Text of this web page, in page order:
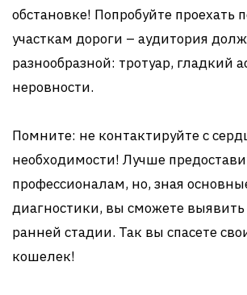
обстановке! Попробуйте проехать
участкам дороги – аудитория
разнообразной: тротуар, гладкий
неровности.
Помните: не контактируйте с
необходимости! Лучше
профессионалам, но, зная
диагностики, вы сможете
ранней стадии. Так вы спасете
кошелек!